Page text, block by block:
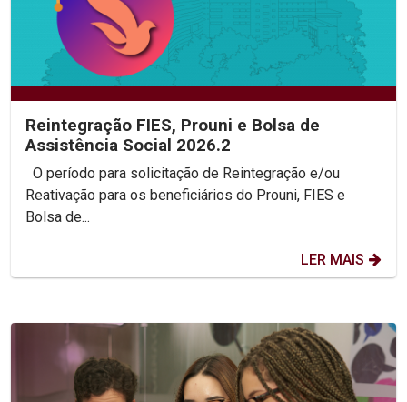
Reintegração FIES, Prouni e Bolsa de
Assistência Social 2026.2
Reativação para os beneficiários do Prouni, FIES e
Bolsa de...
LER MAIS